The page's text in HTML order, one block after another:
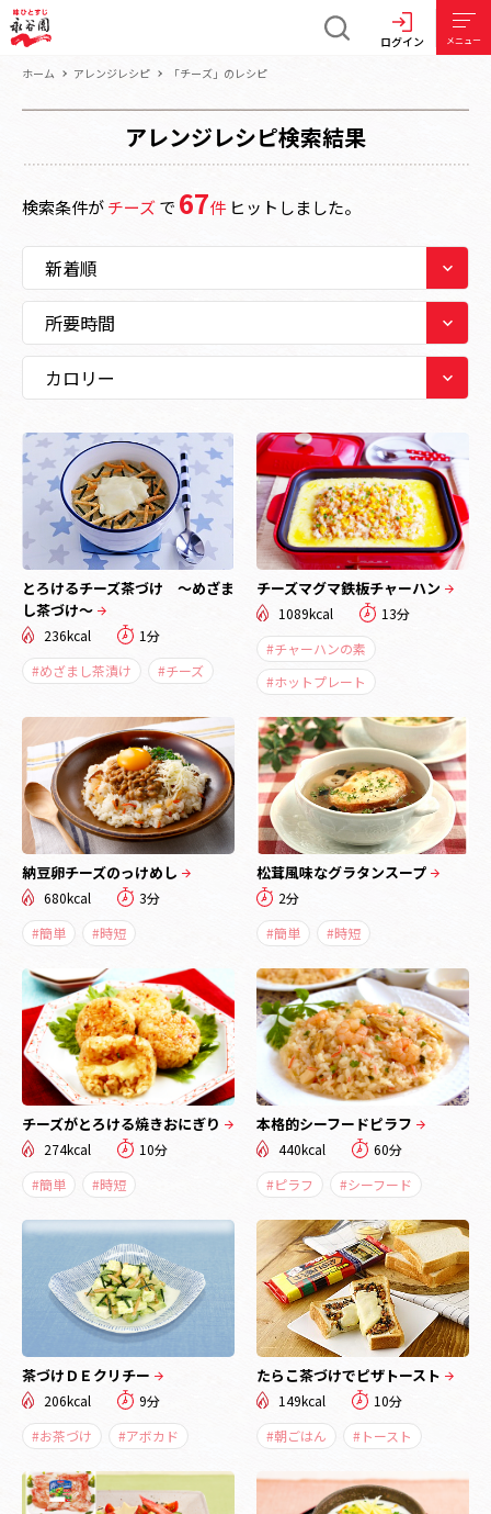
ログイン メニュー
ホーム アレンジレシピ 「チーズ」のレシピ
アレンジレシピ検索結果
検索条件がチーズで 67件 ヒットしました。
とろけるチーズ茶づけ ～めざま
し茶づけ～
236kcal
1分
#めざまし茶漬け
#チーズ
チーズマグマ鉄板チャーハン
1089kcal
13分
#チャーハンの素
#ホットプレート
納豆卵チーズのっけめし
680kcal
3分
#簡単
#時短
松茸風味なグラタンスープ
2分
#簡単
#時短
チーズがとろける焼きおにぎり
274kcal
10分
#簡単
#時短
本格的シーフードピラフ
440kcal
60分
#ピラフ
#シーフード
茶づけＤＥクリチー
206kcal
9分
#お茶づけ
#アボカド
たらこ茶づけでピザトースト
149kcal
10分
#朝ごはん
#トースト